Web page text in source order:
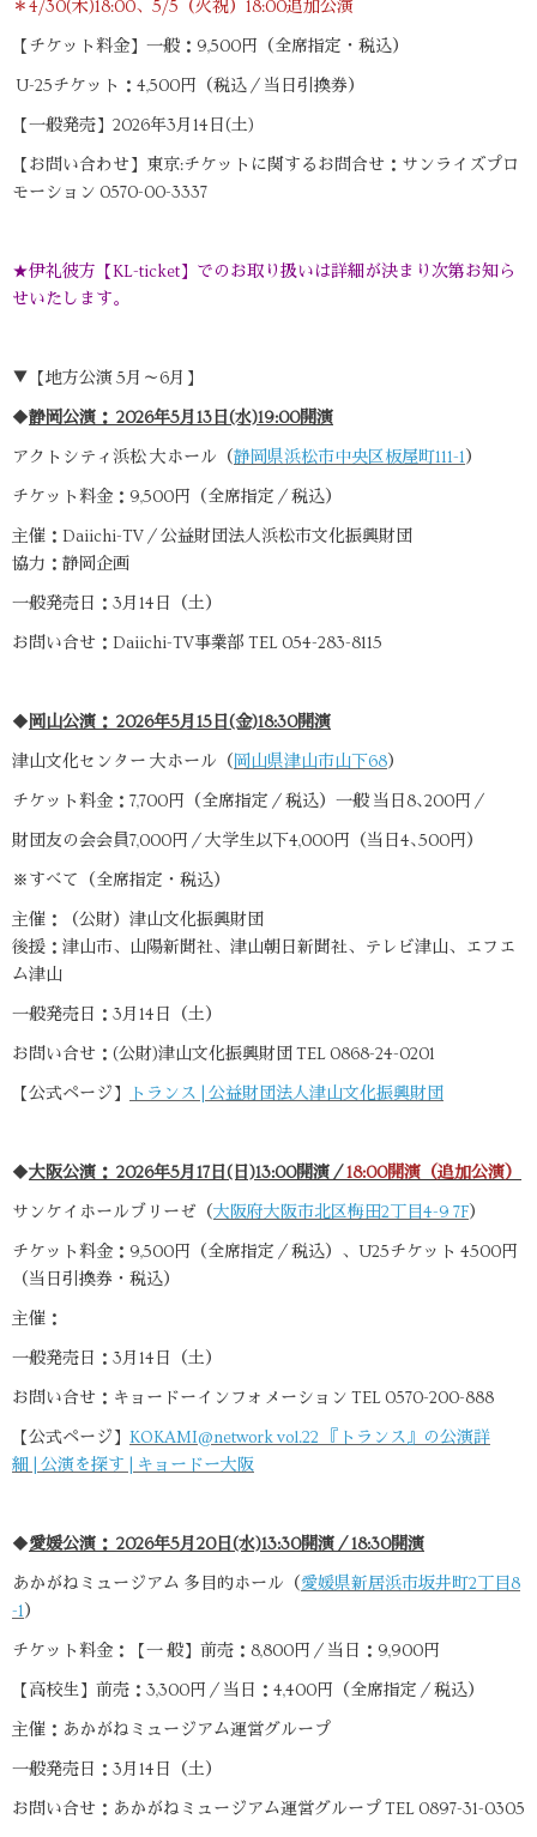
＊4/30(木)18:00、5/5（火祝）18:00追加公演
【チケット料金】一般：9,500円（全席指定・税込）
U-25チケット：4,500円（税込／当日引換券）
【一般発売】2026年3月14日(土)
【お問い合わせ】東京:チケットに関するお問合せ：サンライズプロ
モーション 0570-00-3337
★伊礼彼方【KL-ticket】でのお取り扱いは詳細が決まり次第お知ら
せいたします。
▼【地方公演 5月～6月】
◆静岡公演： 2026年5月13日(水)19:00開演
アクトシティ浜松 大ホール（静岡県浜松市中央区板屋町111-1）
チケット料金：9,500円（全席指定／税込）
主催：Daiichi-TV／公益財団法人浜松市文化振興財団
協力：静岡企画
一般発売日：3月14日（土）
お問い合せ：Daiichi-TV事業部 TEL 054-283-8115
◆岡山公演： 2026年5月15日(金)18:30開演
津山文化センター 大ホール（ 岡山県津山市山下68）
チケット料金：7,700円（全席指定／税込）一般 当日8､200円／
財団友の会会員7,000円／大学生以下4,000円（当日4､500円）
※すべて（全席指定・税込）
主催：（公財）津山文化振興財団
後援：津山市、山陽新聞社、津山朝日新聞社、テレビ津山、エフエ
ム津山
一般発売日：3月14日（土）
お問い合せ：(公財)津山文化振興財団 TEL 0868-24-0201
【公式ページ】 トランス | 公益財団法人津山文化振興財団
◆大阪公演： 2026年5月17日(日)13:00開演／18:00開演（追加公演）
サンケイホールブリーゼ（大阪府大阪市北区梅田2丁目4-9 7F）
チケット料金：9,500円（全席指定／税込）、U25チケット 4500円
（当日引換券・税込）
主催：
一般発売日：3月14日（土）
お問い合せ：キョードーインフォメーション TEL 0570-200-888
【公式ページ】 KOKAMI@network vol.22 『トランス』の公演詳
細 | 公演を探す | キョードー大阪
◆愛媛公演： 2026年5月20日(水)13:30開演／18:30開演
あかがねミュージアム 多目的ホール（愛媛県新居浜市坂井町2丁目8
-1）
チケット料金：【一 般】前売：8,800円／当日：9,900円
【高校生】前売：3,300円／当日：4,400円（全席指定／税込）
主催：あかがねミュージアム運営グループ
一般発売日：3月14日（土）
お問い合せ：あかがねミュージアム運営グループ TEL 0897-31-0305